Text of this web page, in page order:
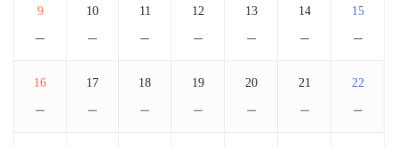
9
－
10
－
11
－
12
－
13
－
14
－
15
－
16
－
17
－
18
－
19
－
20
－
21
－
22
－